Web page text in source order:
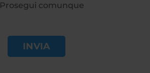
Prosegui comunque